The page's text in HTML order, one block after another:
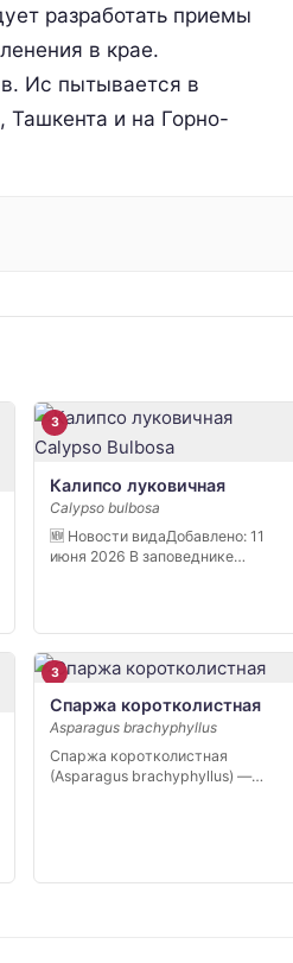
разработать приемы
в крае.
Ис пытывается в
Ташкента и на Горно-
3
Калипсо луковичная
Calypso bulbosa
🆕 Новости видаДобавлено: 11
июня 2026 В заповеднике
3
Спаржа коротколистная
Asparagus brachyphyllus
Спаржа коротколистная
(Asparagus brachyphyllus) —